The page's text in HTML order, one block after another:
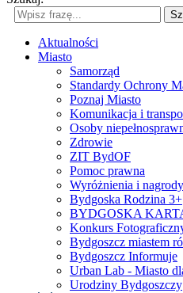
Aktualności
Miasto
Samorząd
Standardy Ochrony
Poznaj Miasto
Komunikacja i
Osoby
Zdrowie
ZIT BydOF
Pomoc prawna
Wyróżnienia i nagrody
Bydgoska Rodzina 3+
BYDGOSKA
Konkurs
Bydgoszcz miastem
Bydgoszcz Informuje
Urban Lab - Miasto
Urodziny Bydgoszczy